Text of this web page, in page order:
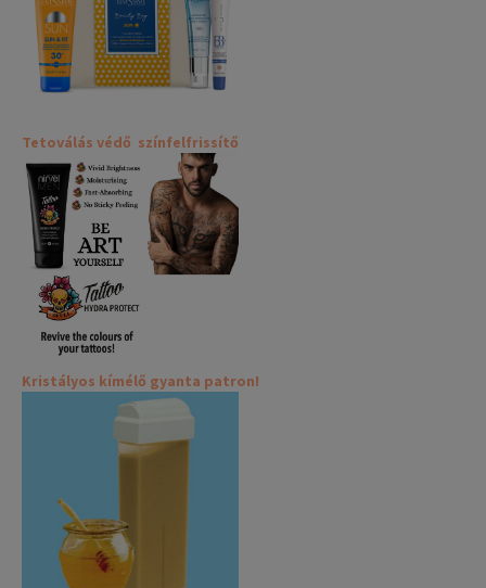
Tetoválás védő színfelfrissítő
Kristályos kímélő gyanta patron!